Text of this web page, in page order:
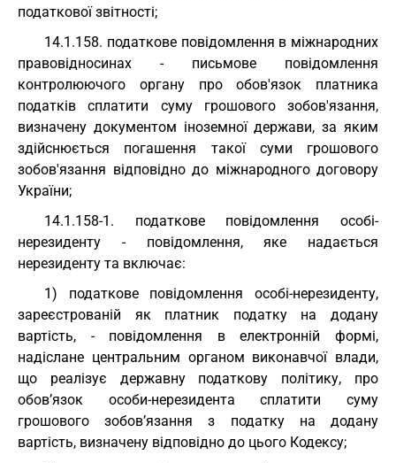
податкової звітності;
14.1.158. податкове повідомлення в міжнародних
правовідносинах - письмове повідомлення
контролюючого органу про обов'язок платника
податків сплатити суму грошового зобов'язання,
визначену документом іноземної держави, за яким
здійснюється погашення такої суми грошового
зобов'язання відповідно до міжнародного договору
України;
14.1.158-1. податкове повідомлення особі-
нерезиденту - повідомлення, яке надається
нерезиденту та включає:
1) податкове повідомлення особі-нерезиденту,
зареєстрованій як платник податку на додану
вартість, - повідомлення в електронній формі,
надіслане центральним органом виконавчої влади,
що реалізує державну податкову політику, про
обов’язок особи-нерезидента сплатити суму
грошового зобов’язання з податку на додану
вартість, визначену відповідно до цього Кодексу;